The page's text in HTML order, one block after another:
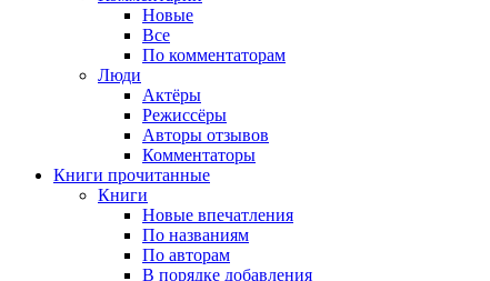
Новые
Все
По комментаторам
Люди
Актёры
Режиссёры
Авторы отзывов
Комментаторы
Книги прочитанные
Книги
Новые впечатления
По названиям
По авторам
В порядке добавления